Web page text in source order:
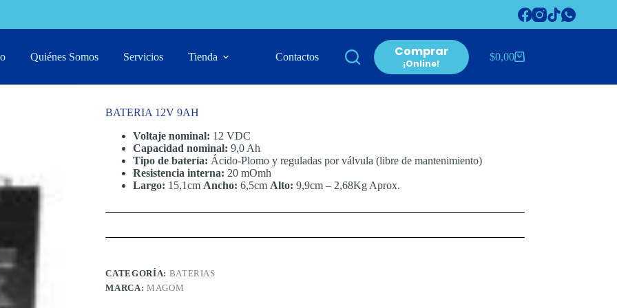
Quiénes Somos Servicios Tienda Contactos Comprar
¡Online!
Carro
compra
$0,00
BATERIA 12V 9AH
Voltaje nominal: 12 VDC
Capacidad nominal: 9,0 Ah
Tipo de batería: Ácido-Plomo y reguladas por válvula (libre de mantenimiento)
Resistencia interna: 20 mOmh
Largo: 15,1cm Ancho: 6,5cm Alto: 9,9cm – 2,68Kg Aprox.
CATEGORÍA: BATERIAS
MARCA: MAGOM